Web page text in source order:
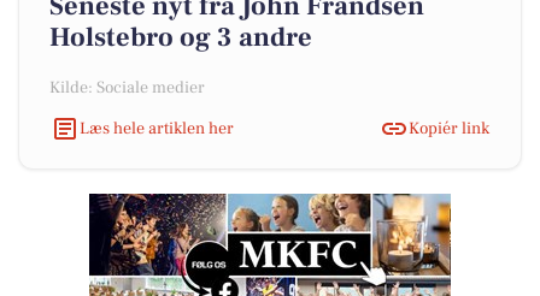
Holstebro og 3 andre
Kilde: Sociale medier
Læs hele artiklen her
Kopiér link